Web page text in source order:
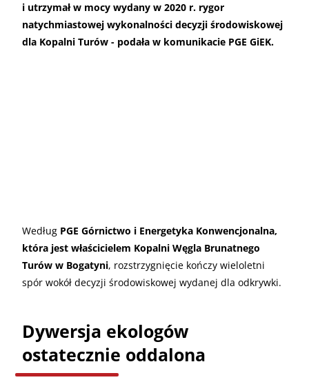
i utrzymał w mocy wydany w 2020 r. rygor
natychmiastowej wykonalności decyzji środowiskowej
dla Kopalni Turów - podała w komunikacie PGE GiEK.
Według PGE Górnictwo i Energetyka Konwencjonalna,
która jest właścicielem Kopalni Węgla Brunatnego
Turów w Bogatyni, rozstrzygnięcie kończy wieloletni
spór wokół decyzji środowiskowej wydanej dla odkrywki.
Dywersja ekologów
ostatecznie oddalona